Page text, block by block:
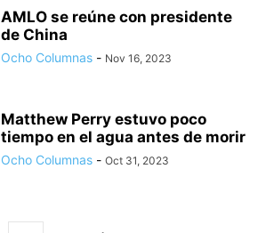
AMLO se reúne con presidente
de China
Ocho Columnas - Nov 16, 2023
Matthew Perry estuvo poco
tiempo en el agua antes de morir
Ocho Columnas - Oct 31, 2023